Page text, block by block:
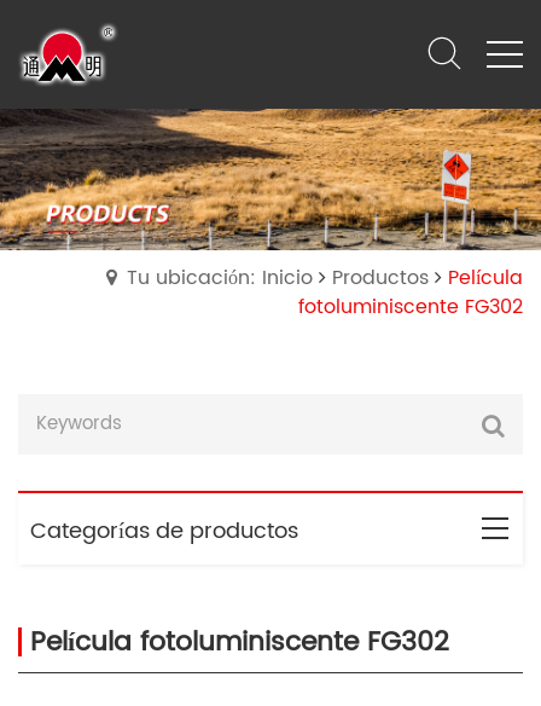
Tu ubicación: Inicio Productos
Película
fotoluminiscente FG302
Categorías de productos
Película fotoluminiscente FG302